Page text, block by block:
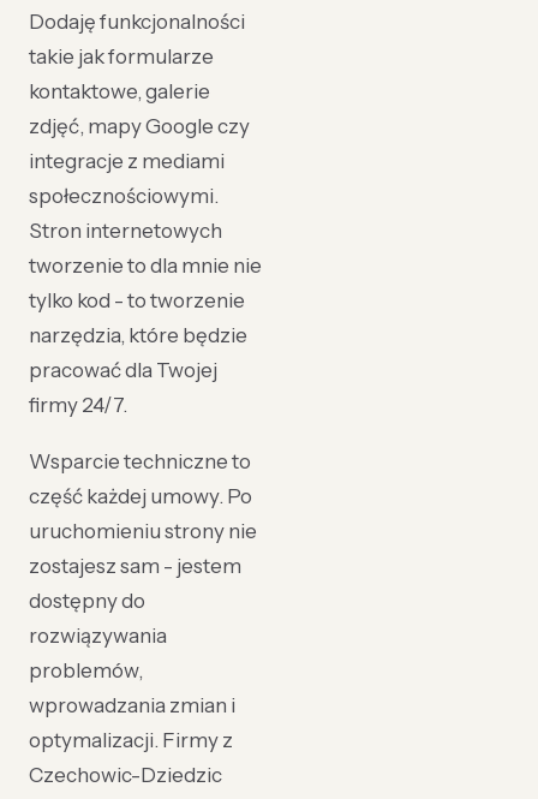
Dodaję funkcjonalności
takie jak formularze
kontaktowe, galerie
zdjęć, mapy Google czy
integracje z mediami
społecznościowymi.
Stron internetowych
tworzenie to dla mnie nie
tylko kod - to tworzenie
narzędzia, które będzie
pracować dla Twojej
firmy 24/7.
Wsparcie techniczne to
część każdej umowy. Po
uruchomieniu strony nie
zostajesz sam - jestem
dostępny do
rozwiązywania
problemów,
wprowadzania zmian i
optymalizacji. Firmy z
Czechowic-Dziedzic